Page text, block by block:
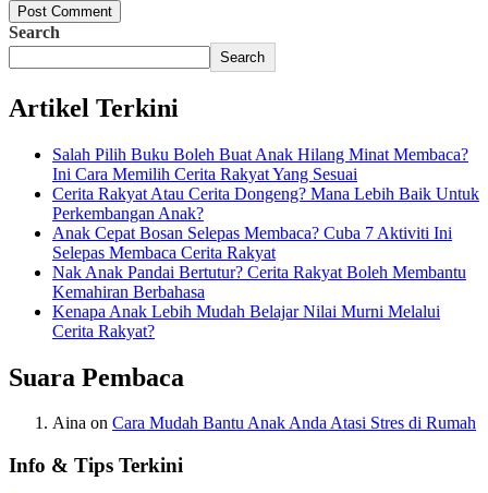
Post Comment
Search
Search
Artikel Terkini
Salah Pilih Buku Boleh Buat Anak Hilang Minat Membaca?
Ini Cara Memilih Cerita Rakyat Yang Sesuai
Cerita Rakyat Atau Cerita Dongeng? Mana Lebih Baik Untuk
Perkembangan Anak?
Anak Cepat Bosan Selepas Membaca? Cuba 7 Aktiviti Ini
Selepas Membaca Cerita Rakyat
Nak Anak Pandai Bertutur? Cerita Rakyat Boleh Membantu
Kemahiran Berbahasa
Kenapa Anak Lebih Mudah Belajar Nilai Murni Melalui
Cerita Rakyat?
Suara Pembaca
Aina on Cara Mudah Bantu Anak Anda Atasi Stres di Rumah
Info & Tips Terkini